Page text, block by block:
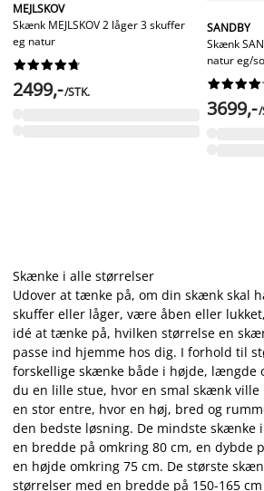
MEJLSKOV
Skænk MEJLSKOV 2 låger 3 skuffer
eg natur






2499,-/STK.
SANDBY
Skænk
natur eg/





3699,-/
Skænke i alle størrelser
Udover at tænke på, om din skænk skal
skuffer eller låger, være åben eller
idé at tænke på, hvilken størrelse en
passe ind hjemme hos dig. I forhold til
forskellige skænke både i højde, længde
du en lille stue, hvor en smal skænk ville
en stor entre, hvor en høj, bred og
den bedste løsning. De mindste skænke
en bredde på omkring 80 cm, en dybde
en højde omkring 75 cm. De største
størrelser med en bredde på 150-165